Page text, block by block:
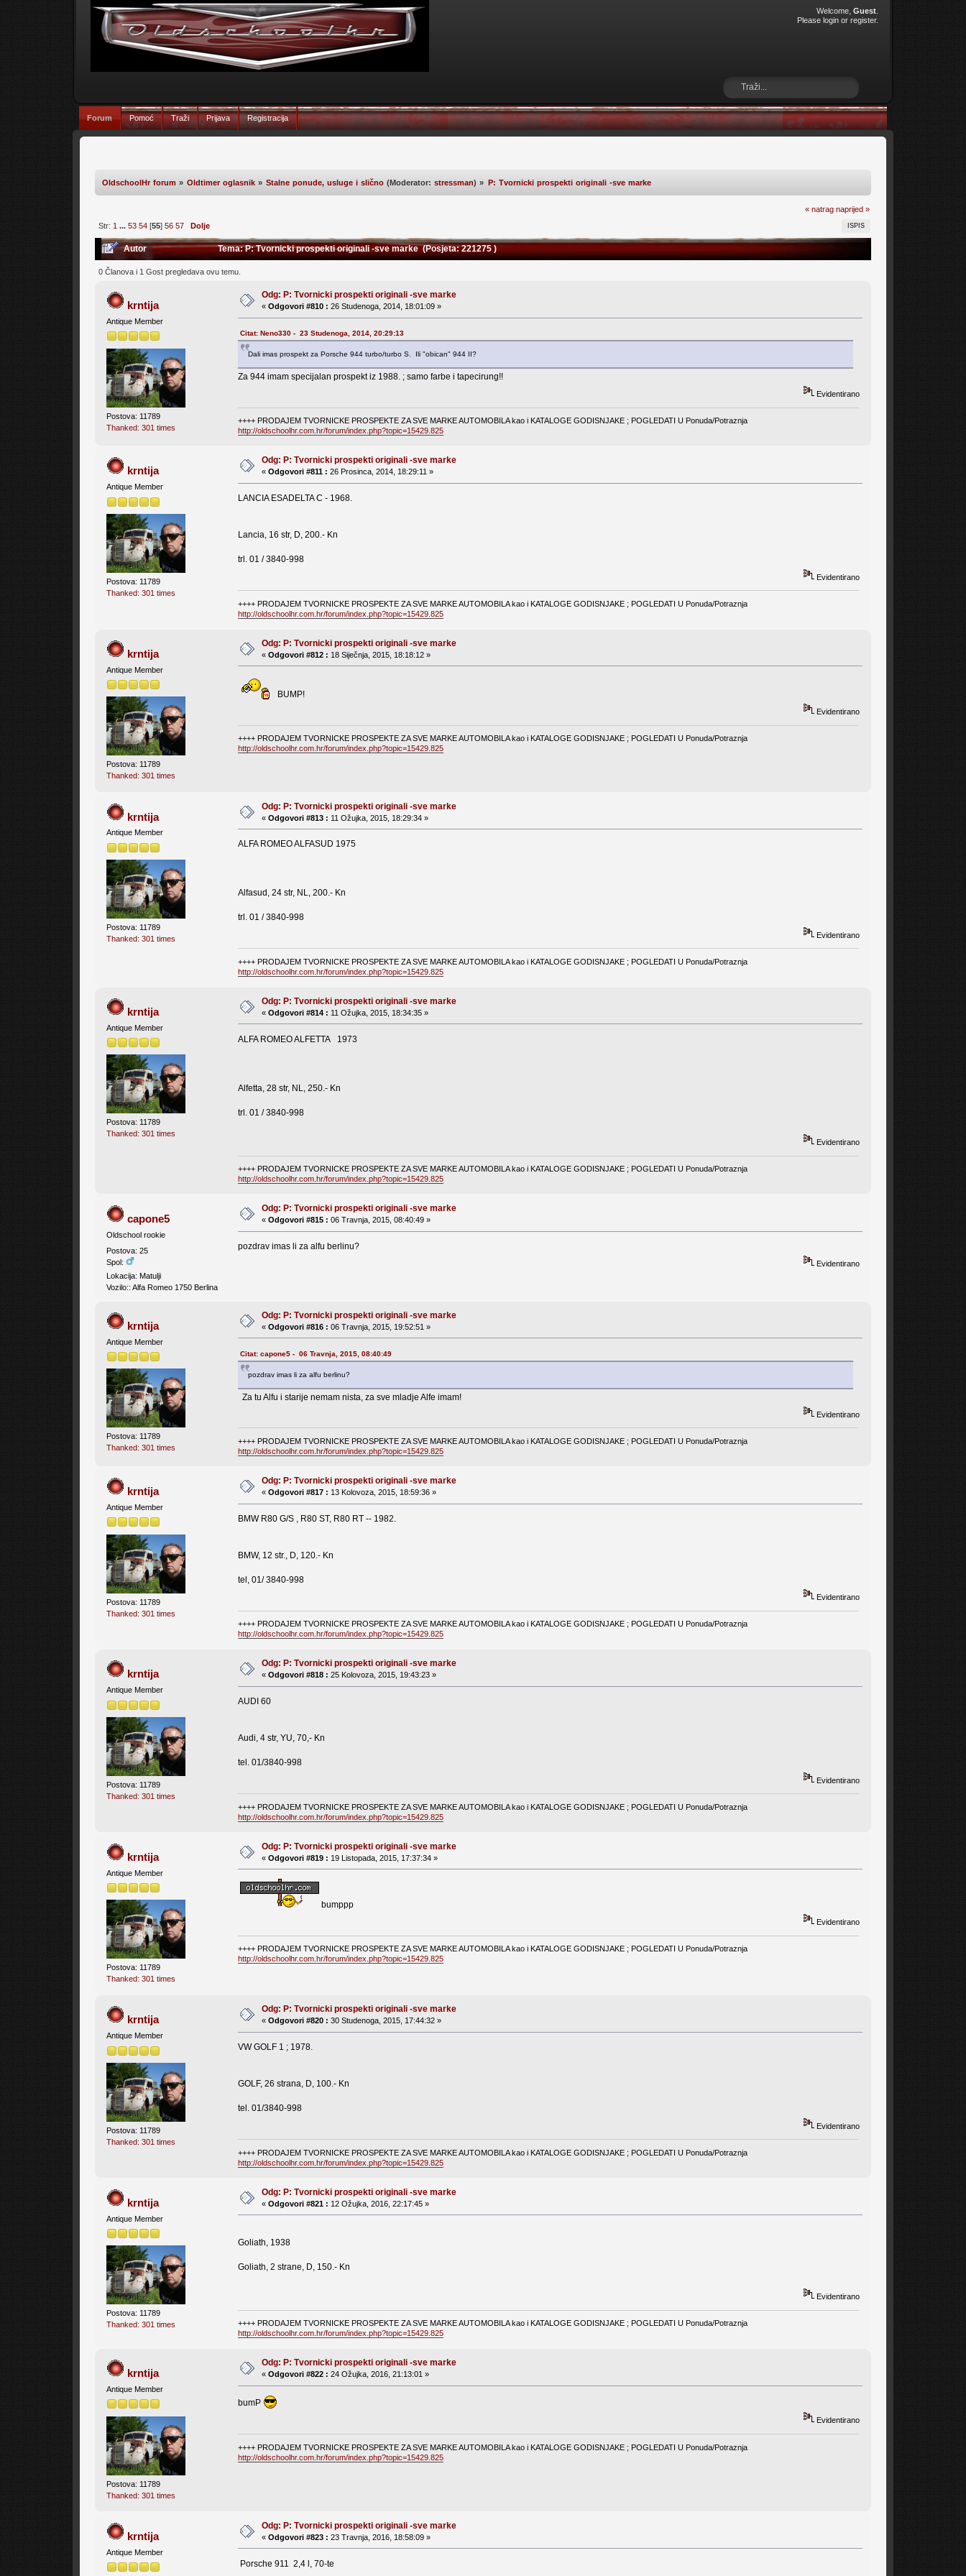
Welcome, Guest
Please login or register.
Forum Pomoć Traži Prijava Registracija
OldschoolHr forum» Oldtimer oglasnik » Stalne ponude, usluge i slično (Moderator:stressman) » P: Tvornicki prospekti originali -sve marke
« natrag naprijed »
ISPIS
Str: 1 ...53 54 [55]56 57 Dolje
Autor Tema: P: Tvornicki prospekti originali -sve marke (Posjeta: 221275 )
0 Članova i 1 Gost pregledava ovu temu.
krntija
Antique Member
Postova: 11789
Thanked: 301 times
Odg: P: Tvornicki prospekti originali -sve marke
« Odgovori #810 : 26 Studenoga, 2014, 18:01:09 »
Citat: Neno330 - 23 Studenoga, 2014, 20:29:13
Dali imas prospekt za Porsche 944 turbo/turbo S. Ili "obican" 944 II?
Za 944 imam specijalan prospekt iz 1988. ; samo farbe i tapecirung!!
Evidentirano
++++ PRODAJEM TVORNICKE PROSPEKTE ZA SVE MARKE AUTOMOBILA kao i KATALOGE GODISNJAKE ; POGLEDATI U Ponuda/Potraznja
http://oldschoolhr.com.hr/forum/index.php?topic=15429.825
krntija
Antique Member
Postova: 11789
Thanked: 301 times
Odg: P: Tvornicki prospekti originali -sve marke
« Odgovori #811 : 26 Prosinca, 2014, 18:29:11 »
LANCIA ESADELTA C - 1968.
Lancia, 16 str, D, 200.- Kn
trl. 01 / 3840-998
Evidentirano
++++ PRODAJEM TVORNICKE PROSPEKTE ZA SVE MARKE AUTOMOBILA kao i KATALOGE GODISNJAKE ; POGLEDATI U Ponuda/Potraznja
http://oldschoolhr.com.hr/forum/index.php?topic=15429.825
krntija
Antique Member
Postova: 11789
Thanked: 301 times
Odg: P: Tvornicki prospekti originali -sve marke
« Odgovori #812 : 18 Siječnja, 2015, 18:18:12 »
BUMP!
Evidentirano
++++ PRODAJEM TVORNICKE PROSPEKTE ZA SVE MARKE AUTOMOBILA kao i KATALOGE GODISNJAKE ; POGLEDATI U Ponuda/Potraznja
http://oldschoolhr.com.hr/forum/index.php?topic=15429.825
krntija
Antique Member
Postova: 11789
Thanked: 301 times
Odg: P: Tvornicki prospekti originali -sve marke
« Odgovori #813 : 11 Ožujka, 2015, 18:29:34 »
ALFA ROMEO ALFASUD 1975
Alfasud, 24 str, NL, 200.- Kn
trl. 01 / 3840-998
Evidentirano
++++ PRODAJEM TVORNICKE PROSPEKTE ZA SVE MARKE AUTOMOBILA kao i KATALOGE GODISNJAKE ; POGLEDATI U Ponuda/Potraznja
http://oldschoolhr.com.hr/forum/index.php?topic=15429.825
krntija
Antique Member
Postova: 11789
Thanked: 301 times
Odg: P: Tvornicki prospekti originali -sve marke
« Odgovori #814 : 11 Ožujka, 2015, 18:34:35 »
ALFA ROMEO ALFETTA 1973
Alfetta, 28 str, NL, 250.- Kn
trl. 01 / 3840-998
Evidentirano
++++ PRODAJEM TVORNICKE PROSPEKTE ZA SVE MARKE AUTOMOBILA kao i KATALOGE GODISNJAKE ; POGLEDATI U Ponuda/Potraznja
http://oldschoolhr.com.hr/forum/index.php?topic=15429.825
capone5
Oldschool rookie
Postova: 25
Spol:
Lokacija: Matulji
Vozilo:: Alfa Romeo 1750 Berlina
Odg: P: Tvornicki prospekti originali -sve marke
« Odgovori #815 : 06 Travnja, 2015, 08:40:49 »
pozdrav imas li za alfu berlinu?
Evidentirano
krntija
Antique Member
Postova: 11789
Thanked: 301 times
Odg: P: Tvornicki prospekti originali -sve marke
« Odgovori #816 : 06 Travnja, 2015, 19:52:51 »
Citat: capone5 - 06 Travnja, 2015, 08:40:49
pozdrav imas li za alfu berlinu?
Za tu Alfu i starije nemam nista, za sve mladje Alfe imam!
Evidentirano
++++ PRODAJEM TVORNICKE PROSPEKTE ZA SVE MARKE AUTOMOBILA kao i KATALOGE GODISNJAKE ; POGLEDATI U Ponuda/Potraznja
http://oldschoolhr.com.hr/forum/index.php?topic=15429.825
krntija
Antique Member
Postova: 11789
Thanked: 301 times
Odg: P: Tvornicki prospekti originali -sve marke
« Odgovori #817 : 13 Kolovoza, 2015, 18:59:36 »
BMW R80 G/S , R80 ST, R80 RT -- 1982.
BMW, 12 str., D, 120.- Kn
tel, 01/ 3840-998
Evidentirano
++++ PRODAJEM TVORNICKE PROSPEKTE ZA SVE MARKE AUTOMOBILA kao i KATALOGE GODISNJAKE ; POGLEDATI U Ponuda/Potraznja
http://oldschoolhr.com.hr/forum/index.php?topic=15429.825
krntija
Antique Member
Postova: 11789
Thanked: 301 times
Odg: P: Tvornicki prospekti originali -sve marke
« Odgovori #818 : 25 Kolovoza, 2015, 19:43:23 »
AUDI 60
Audi, 4 str, YU, 70,- Kn
tel. 01/3840-998
Evidentirano
++++ PRODAJEM TVORNICKE PROSPEKTE ZA SVE MARKE AUTOMOBILA kao i KATALOGE GODISNJAKE ; POGLEDATI U Ponuda/Potraznja
http://oldschoolhr.com.hr/forum/index.php?topic=15429.825
krntija
Antique Member
Postova: 11789
Thanked: 301 times
Odg: P: Tvornicki prospekti originali -sve marke
« Odgovori #819 : 19 Listopada, 2015, 17:37:34 »
bumppp
Evidentirano
++++ PRODAJEM TVORNICKE PROSPEKTE ZA SVE MARKE AUTOMOBILA kao i KATALOGE GODISNJAKE ; POGLEDATI U Ponuda/Potraznja
http://oldschoolhr.com.hr/forum/index.php?topic=15429.825
krntija
Antique Member
Postova: 11789
Thanked: 301 times
Odg: P: Tvornicki prospekti originali -sve marke
« Odgovori #820 : 30 Studenoga, 2015, 17:44:32 »
VW GOLF 1 ; 1978.
GOLF, 26 strana, D, 100.- Kn
tel. 01/3840-998
Evidentirano
++++ PRODAJEM TVORNICKE PROSPEKTE ZA SVE MARKE AUTOMOBILA kao i KATALOGE GODISNJAKE ; POGLEDATI U Ponuda/Potraznja
http://oldschoolhr.com.hr/forum/index.php?topic=15429.825
krntija
Antique Member
Postova: 11789
Thanked: 301 times
Odg: P: Tvornicki prospekti originali -sve marke
« Odgovori #821 : 12 Ožujka, 2016, 22:17:45 »
Goliath, 1938
Goliath, 2 strane, D, 150.- Kn
Evidentirano
++++ PRODAJEM TVORNICKE PROSPEKTE ZA SVE MARKE AUTOMOBILA kao i KATALOGE GODISNJAKE ; POGLEDATI U Ponuda/Potraznja
http://oldschoolhr.com.hr/forum/index.php?topic=15429.825
krntija
Antique Member
Postova: 11789
Thanked: 301 times
Odg: P: Tvornicki prospekti originali -sve marke
« Odgovori #822 : 24 Ožujka, 2016, 21:13:01 »
bumP
Evidentirano
++++ PRODAJEM TVORNICKE PROSPEKTE ZA SVE MARKE AUTOMOBILA kao i KATALOGE GODISNJAKE ; POGLEDATI U Ponuda/Potraznja
http://oldschoolhr.com.hr/forum/index.php?topic=15429.825
krntija
Antique Member
Odg: P: Tvornicki prospekti originali -sve marke
« Odgovori #823 : 23 Travnja, 2016, 18:58:09 »
Porsche 911 2,4 l, 70-te